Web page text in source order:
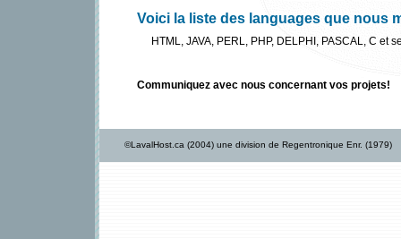
Voici la liste des languages que nous
HTML, JAVA, PERL, PHP, DELPHI, PASCAL, C
Communiquez avec nous concernant vos projets!
©LavalHost.ca (2004) une division de Regentronique Enr. (1979)